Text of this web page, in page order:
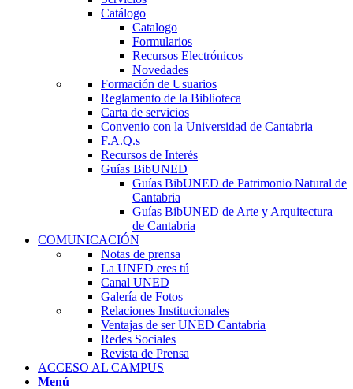
Catálogo
Catalogo
Formularios
Recursos Electrónicos
Novedades
Formación de Usuarios
Reglamento de la Biblioteca
Carta de servicios
Convenio con la Universidad de Cantabria
F.A.Q.s
Recursos de Interés
Guías BibUNED
Guías BibUNED de Patrimonio Natural de
Cantabria
Guías BibUNED de Arte y Arquitectura
de Cantabria
COMUNICACIÓN
Notas de prensa
La UNED eres tú
Canal UNED
Galería de Fotos
Relaciones Institucionales
Ventajas de ser UNED Cantabria
Redes Sociales
Revista de Prensa
ACCESO AL CAMPUS
Menú